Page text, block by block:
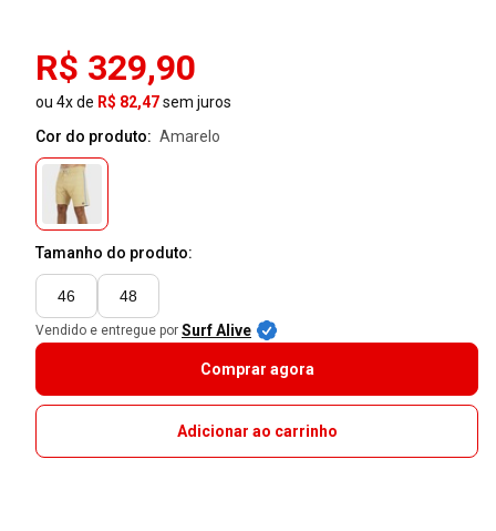
R$ 329,90
ou 4x de R$ 82,47sem juros
Cor do produto:
amarelo
Tamanho do produto:
46 48
Vendido e entregue por Surf Alive
Comprar agora
Adicionar ao carrinho